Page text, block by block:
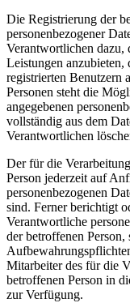
Die Registrierung der
personenbezogener
Verantwortlichen dazu,
Leistungen anzubieten,
registrierten Benutzern
Personen steht die
angegebenen
vollständig aus dem
Verantwortlichen
Der für die
Person jederzeit auf
personenbezogenen
sind. Ferner berichtigt
Verantwortliche
der betroffenen
Mitarbeiter des für die
betroffenen Person in
zur Verfügung.